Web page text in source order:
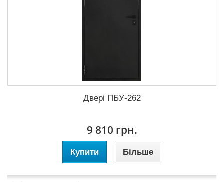
Двері ПБУ-262
9 810 грн.
Купити Більше